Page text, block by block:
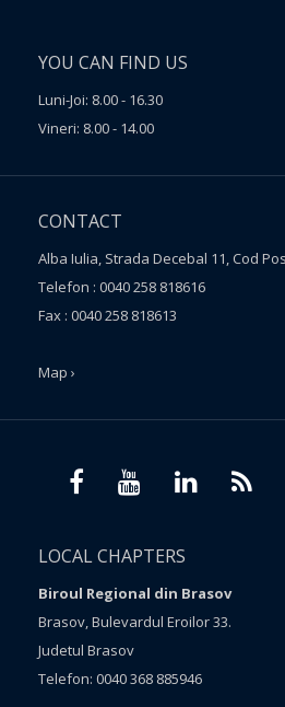
YOU CAN FIND US
Luni-Joi: 8.00 - 16.30
Vineri: 8.00 - 14.00
CONTACT
Alba Iulia, Strada Decebal 11, Cod
Telefon : 0040 258 818616
Fax : 0040 258 818613
Map ›
LOCAL CHAPTERS
Biroul Regional din Brasov
Brasov, Bulevardul Eroilor 33.
Judetul Brasov
Telefon: 0040 368 885946